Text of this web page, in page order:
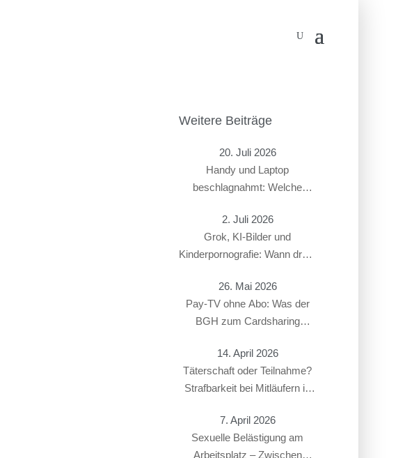
Weitere Beiträge
20. Juli 2026
Handy und Laptop
beschlagnahmt: Welche
2. Juli 2026
Grok, KI-Bilder und
Kinderpornografie: Wann droht
26. Mai 2026
Pay-TV ohne Abo: Was der
BGH zum Cardsharing
14. April 2026
Täterschaft oder Teilnahme?
Strafbarkeit bei Mitläufern in
7. April 2026
Sexuelle Belästigung am
Arbeitsplatz – Zwischen